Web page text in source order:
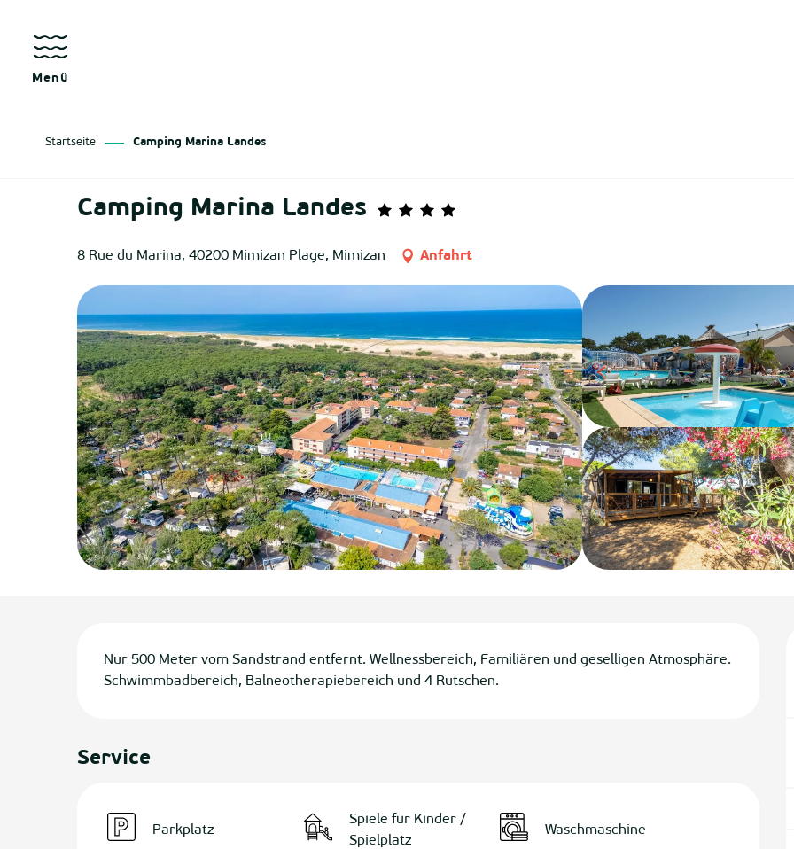
contenu
principal
Menü
Startseite Camping Marina Landes
Camping Marina Landes
8 Rue du Marina, 40200 Mimizan Plage, Mimizan Anfahrt
Nur 500 Meter vom Sandstrand entfernt. Wellnessbereich, Familiären und geselligen Atmosphäre.
Schwimmbadbereich, Balneotherapiebereich und 4 Rutschen.
Service
Parkplatz
Spiele für Kinder /
Spielplatz
Waschmaschine